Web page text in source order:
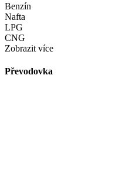
Benzín
Nafta
LPG
CNG
Zobrazit více
Převodovka